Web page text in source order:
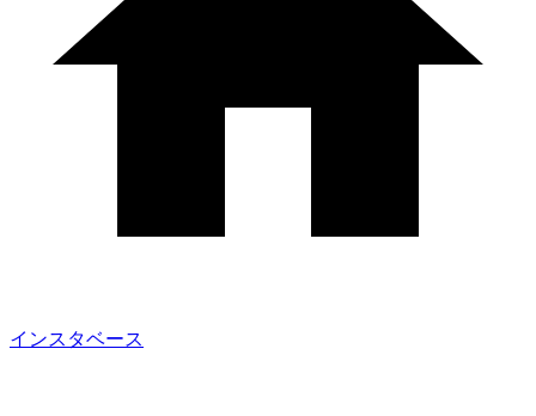
インスタベース